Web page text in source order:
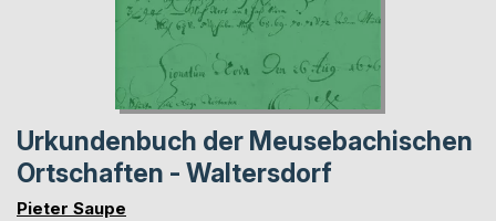
Urkundenbuch der Meusebachischen
Ortschaften - Waltersdorf
Pieter Saupe